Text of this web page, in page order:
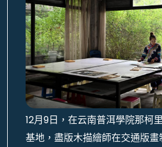
12月9日，在云南普洱學院那柯
基地，盡版木描繪師在交通版畫